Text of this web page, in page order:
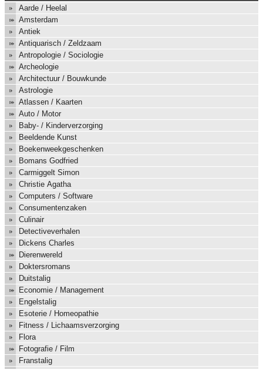
Aarde / Heelal
Amsterdam
Antiek
Antiquarisch / Zeldzaam
Antropologie / Sociologie
Archeologie
Architectuur / Bouwkunde
Astrologie
Atlassen / Kaarten
Auto / Motor
Baby- / Kinderverzorging
Beeldende Kunst
Boekenweekgeschenken
Bomans Godfried
Carmiggelt Simon
Christie Agatha
Computers / Software
Consumentenzaken
Culinair
Detectiveverhalen
Dickens Charles
Dierenwereld
Doktersromans
Duitstalig
Economie / Management
Engelstalig
Esoterie / Homeopathie
Fitness / Lichaamsverzorging
Flora
Fotografie / Film
Franstalig